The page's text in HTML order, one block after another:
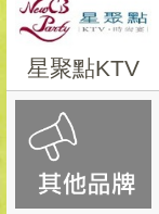
星聚點KTV